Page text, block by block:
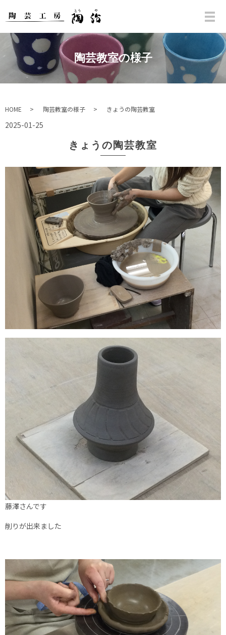
陶芸教室の様子
HOME 陶芸教室の様子 きょうの陶芸教室
2025-01-25
きょうの陶芸教室
藤澤さんです
削りが出来ました